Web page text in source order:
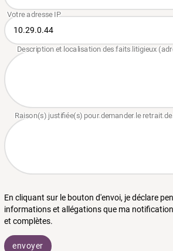
En cliquant sur le bouton d'envoi, je déclare
informations et allégations que ma
et complètes.
envoyer